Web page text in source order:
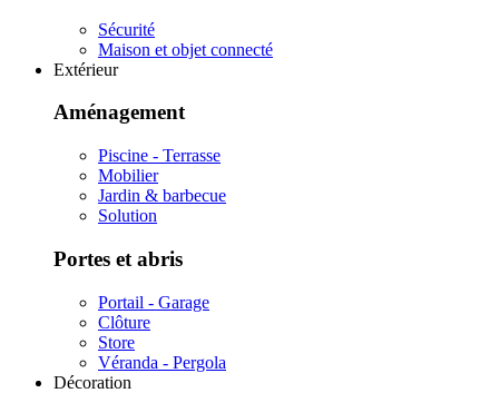
Sécurité
Maison et objet connecté
Extérieur
Aménagement
Piscine - Terrasse
Mobilier
Jardin & barbecue
Solution
Portes et abris
Portail - Garage
Clôture
Store
Véranda - Pergola
Décoration